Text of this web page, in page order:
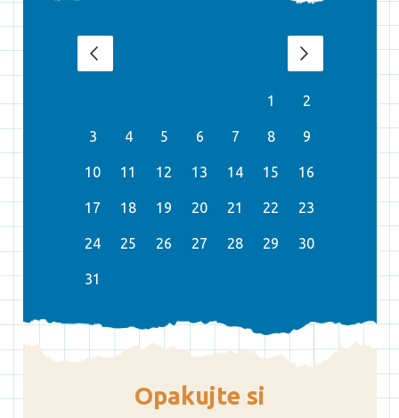
1 2
3 4 5 6 7 8 9
10 11 12 13 14 15 16
17 18 19 20 21 22 23
24 25 26 27 28 29 30
31
Opakujte si